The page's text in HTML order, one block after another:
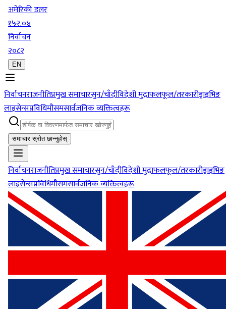
अमेरिकी डलर
१५२.०४
निर्वाचन
२०८२
EN
निर्वाचनराजनीतिप्रमुख समाचारसुन/चाँदीविदेशी मुद्राफलफूल/तरकारीड्राइभिङ
लाइसेन्सप्रविधिमौसमसार्वजनिक व्यक्तित्वहरू
समाचार स्रोत छान्नुहोस्
निर्वाचनराजनीतिप्रमुख समाचारसुन/चाँदीविदेशी मुद्राफलफूल/तरकारीड्राइभिङ
लाइसेन्सप्रविधिमौसमसार्वजनिक व्यक्तित्वहरू